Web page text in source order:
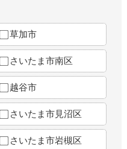
草加市
さいたま市南区
越谷市
さいたま市見沼区
さいたま市岩槻区